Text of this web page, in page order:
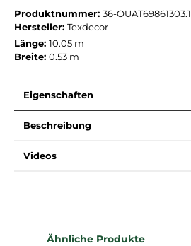
Produktnummer: 36-OUAT69861303.1
Hersteller: Texdecor
Länge: 10.05 m
Breite: 0.53 m
Eigenschaften
Beschreibung
Videos
Produktgalerie überspringen
Ähnliche Produkte